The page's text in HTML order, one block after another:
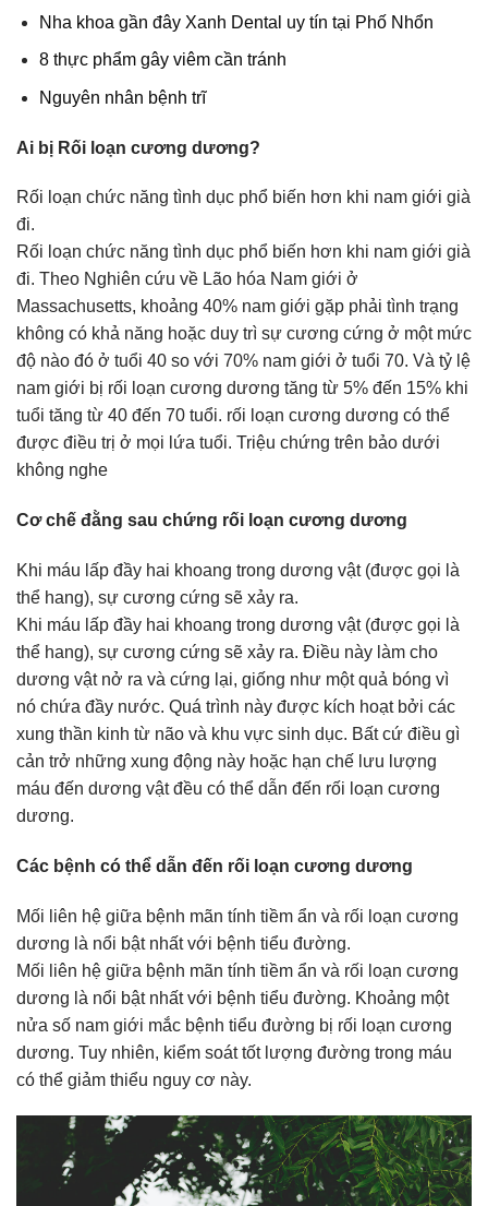
Nha khoa gần đây Xanh Dental uy tín tại Phố Nhổn
8 thực phẩm gây viêm cần tránh
Nguyên nhân bệnh trĩ
Ai bị Rối loạn cương dương?
Rối loạn chức năng tình dục phổ biến hơn khi nam giới già
đi.
Rối loạn chức năng tình dục phổ biến hơn khi nam giới già
đi. Theo Nghiên cứu về Lão hóa Nam giới ở
Massachusetts, khoảng 40% nam giới gặp phải tình trạng
không có khả năng hoặc duy trì sự cương cứng ở một mức
độ nào đó ở tuổi 40 so với 70% nam giới ở tuổi 70. Và tỷ lệ
nam giới bị rối loạn cương dương tăng từ 5% đến 15% khi
tuổi tăng từ 40 đến 70 tuổi. rối loạn cương dương có thể
được điều trị ở mọi lứa tuổi. Triệu chứng trên bảo dưới
không nghe
Cơ chế đằng sau chứng rối loạn cương dương
Khi máu lấp đầy hai khoang trong dương vật (được gọi là
thể hang), sự cương cứng sẽ xảy ra.
Khi máu lấp đầy hai khoang trong dương vật (được gọi là
thể hang), sự cương cứng sẽ xảy ra. Điều này làm cho
dương vật nở ra và cứng lại, giống như một quả bóng vì
nó chứa đầy nước. Quá trình này được kích hoạt bởi các
xung thần kinh từ não và khu vực sinh dục. Bất cứ điều gì
cản trở những xung động này hoặc hạn chế lưu lượng
máu đến dương vật đều có thể dẫn đến rối loạn cương
dương.
Các bệnh có thể dẫn đến rối loạn cương dương
Mối liên hệ giữa bệnh mãn tính tiềm ẩn và rối loạn cương
dương là nổi bật nhất với bệnh tiểu đường.
Mối liên hệ giữa bệnh mãn tính tiềm ẩn và rối loạn cương
dương là nổi bật nhất với bệnh tiểu đường. Khoảng một
nửa số nam giới mắc bệnh tiểu đường bị rối loạn cương
dương. Tuy nhiên, kiểm soát tốt lượng đường trong máu
có thể giảm thiểu nguy cơ này.